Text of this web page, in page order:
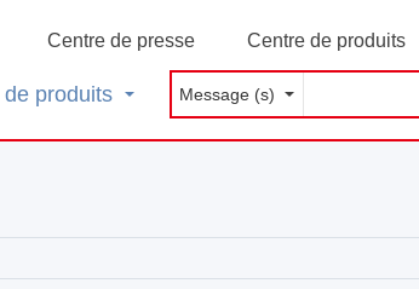
Centre de presse Centre de produits
produits